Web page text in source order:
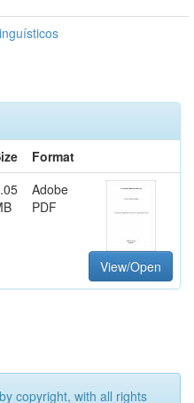
Format
Adobe
PDF
View/Open
copyright, with all rights